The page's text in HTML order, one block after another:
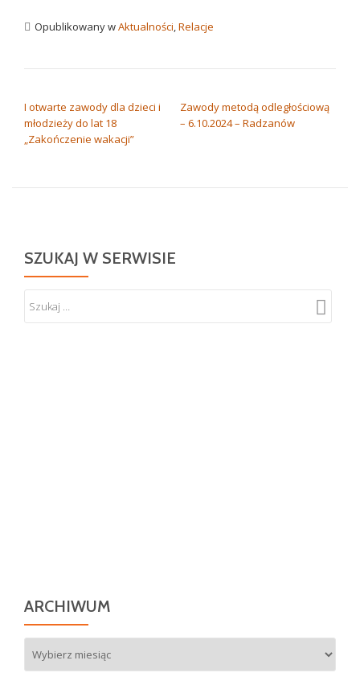
Opublikowany wAktualności,Relacje
I otwarte zawody dla dzieci i
młodzieży do lat 18
„Zakończenie wakacji”
Zawody metodą odległościową
– 6.10.2024 – Radzanów
SZUKAJ W SERWISIE
ARCHIWUM